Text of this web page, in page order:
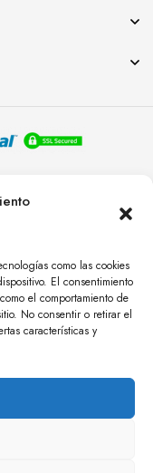
como las cookies
El consentimiento
el comportamiento de
No consentir o retirar el
características y